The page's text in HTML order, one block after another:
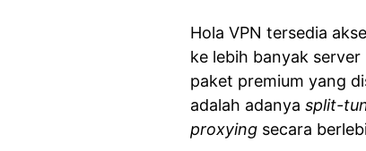
Hola VPN tersedia
ke lebih banyak
paket premium yang
adalah adanya split-
proxying secara